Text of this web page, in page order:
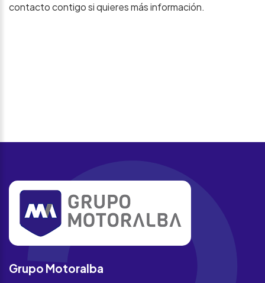
contacto contigo si quieres más información.
Grupo Motoralba